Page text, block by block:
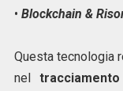
• Blockchain &
Questa tecnologia
nel